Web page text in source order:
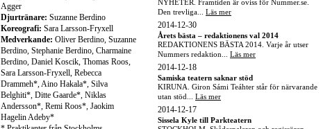
Agger
Djurtränare: Suzanne Berdino
Koreografi: Sara Larsson-Fryxell
Medverkande: Oliver Berdino, Suzanne
Berdino, Stephanie Berdino, Charmaine
Berdino, Daniel Koscik, Thomas Roos,
Sara Larsson-Fryxell, Rebecca
Drammeh*, Aino Hakala*, Silva
Belghiti*, Ditte Gaarde*, Niklas
Andersson*, Remi Roos*, Jaokim
Hagelin Adeby*
NYHETER. Framtiden är oviss för Nummer.se.
Den trevliga... Läs mer
2014-12-30
Årets bästa – redaktionens val 2014
REDAKTIONENS BÄSTA 2014. Varje år utser
Nummers redaktion... Läs mer
2014-12-18
Samiska teatern saknar stöd
KIRUNA. Giron Sámi Teáhter står för närvarande
utan stöd... Läs mer
2014-12-17
Sissela Kyle till Parkteatern